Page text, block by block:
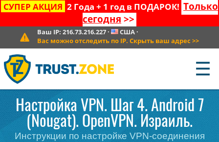
СУПЕР АКЦИЯ 2 Года + 1 год в ПОДАРОК! Только
сегодня >>
Ваш IP: 216.73.216.227· США·
Вас можно отследить по IP. Скрыть ваш адрес >>
☰
Настройка VPN. Шаг 4. Android 7
(Nougat). OpenVPN. Израиль.
Инструкции по настройке VPN-соединения